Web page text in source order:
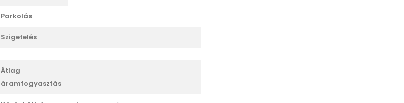
Parkolás
Szigetelés
Átlag
áramfogyasztás